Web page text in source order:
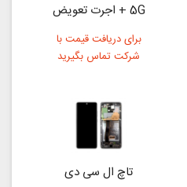
5G + اجرت تعویض
برای دریافت قیمت با
شرکت تماس بگیرید
تاچ ال سی دی